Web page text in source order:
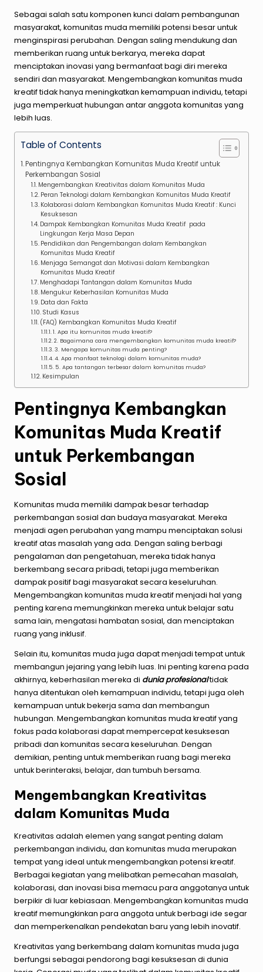
Sebagai salah satu komponen kunci dalam pembangunan
masyarakat, komunitas muda memiliki potensi besar untuk
menginspirasi perubahan. Dengan saling mendukung dan
memberikan ruang untuk berkarya, mereka dapat
menciptakan inovasi yang bermanfaat bagi diri mereka
sendiri dan masyarakat. Mengembangkan komunitas muda
kreatif tidak hanya meningkatkan kemampuan individu, tetapi
juga memperkuat hubungan antar anggota komunitas yang
lebih luas.
Table of Contents
Pentingnya Kembangkan Komunitas Muda Kreatif untuk
Perkembangan Sosial
Mengembangkan Kreativitas dalam Komunitas Muda
Peran Teknologi dalam Kembangkan Komunitas Muda Kreatif
Kolaborasi dalam Kembangkan Komunitas Muda Kreatif : Kunci
Kesuksesan
Dampak Kembangkan Komunitas Muda Kreatif pada
Lingkungan Kerja Masa Depan
Pendidikan dan Pengembangan dalam Kembangkan
Komunitas Muda Kreatif
Menjaga Semangat dan Motivasi dalam Kembangkan
Komunitas Muda Kreatif
Menghadapi Tantangan dalam Komunitas Muda
Mengukur Keberhasilan Komunitas Muda
Data dan Fakta
Studi Kasus
(FAQ) Kembangkan Komunitas Muda Kreatif
1. Apa itu komunitas muda kreatif?
2. Bagaimana cara mengembangkan komunitas muda kreatif?
3. Mengapa komunitas muda penting?
4. Apa manfaat teknologi dalam komunitas muda?
5. Apa tantangan terbesar dalam komunitas muda?
Kesimpulan
Pentingnya Kembangkan
Komunitas Muda Kreatif
untuk Perkembangan
Sosial
Komunitas muda memiliki dampak besar terhadap
perkembangan sosial dan budaya masyarakat. Mereka
menjadi agen perubahan yang mampu menciptakan solusi
kreatif atas masalah yang ada. Dengan saling berbagi
pengalaman dan pengetahuan, mereka tidak hanya
berkembang secara pribadi, tetapi juga memberikan
dampak positif bagi masyarakat secara keseluruhan.
Mengembangkan komunitas muda kreatif menjadi hal yang
penting karena memungkinkan mereka untuk belajar satu
sama lain, mengatasi hambatan sosial, dan menciptakan
ruang yang inklusif.
Selain itu, komunitas muda juga dapat menjadi tempat untuk
membangun jejaring yang lebih luas. Ini penting karena pada
akhirnya, keberhasilan mereka di dunia profesionaltidak
hanya ditentukan oleh kemampuan individu, tetapi juga oleh
kemampuan untuk bekerja sama dan membangun
hubungan. Mengembangkan komunitas muda kreatif yang
fokus pada kolaborasi dapat mempercepat kesuksesan
pribadi dan komunitas secara keseluruhan. Dengan
demikian, penting untuk memberikan ruang bagi mereka
untuk berinteraksi, belajar, dan tumbuh bersama.
Mengembangkan Kreativitas
dalam Komunitas Muda
Kreativitas adalah elemen yang sangat penting dalam
perkembangan individu, dan komunitas muda merupakan
tempat yang ideal untuk mengembangkan potensi kreatif.
Berbagai kegiatan yang melibatkan pemecahan masalah,
kolaborasi, dan inovasi bisa memacu para anggotanya untuk
berpikir di luar kebiasaan. Mengembangkan komunitas muda
kreatif memungkinkan para anggota untuk berbagi ide segar
dan memperkenalkan pendekatan baru yang lebih inovatif.
Kreativitas yang berkembang dalam komunitas muda juga
berfungsi sebagai pendorong bagi kesuksesan di dunia